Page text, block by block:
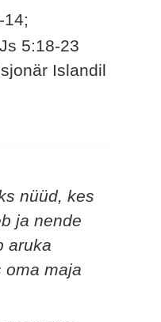
14;
5:18-23
Islandil
nüüd, kes
ja nende
aruka
oma maja